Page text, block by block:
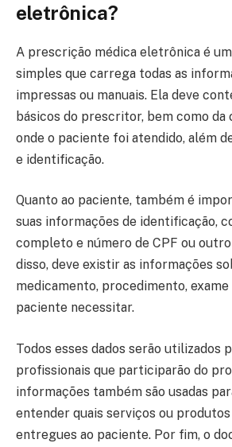
eletrônica?
A prescrição médica eletrônica é
simples que carrega todas as
impressas ou manuais. Ela deve
básicos do prescritor, bem como
onde o paciente foi atendido, além
e identificação.
Quanto ao paciente, também é
suas informações de identificação,
completo e número de CPF ou
disso, deve existir as informações
medicamento, procedimento,
paciente necessitar.
Todos esses dados serão utilizados
profissionais que participarão do
informações também são usadas
entender quais serviços ou
entregues ao paciente. Por fim, o